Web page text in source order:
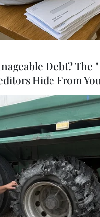
ca ngợi Bundeslia.
vấn với SportBild,
đã lên tiếng ca
ra hứng thú trước
Debt? The
Hide From You